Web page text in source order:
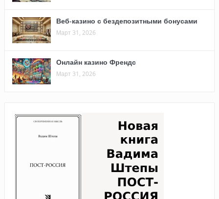
Веб-казино с бездепозитными бонусами
Март 31, 2026
Онлайн казино Френдс
Март 31, 2026